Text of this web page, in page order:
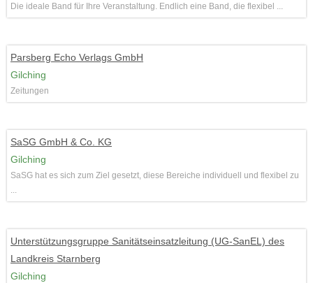
Die ideale Band für Ihre Veranstaltung. Endlich eine Band, die flexibel ...
Parsberg Echo Verlags GmbH
Gilching
Zeitungen
SaSG GmbH & Co. KG
Gilching
SaSG hat es sich zum Ziel gesetzt, diese Bereiche individuell und flexibel zu
...
Unterstützungsgruppe Sanitätseinsatzleitung (UG-SanEL) des
Landkreis Starnberg
Gilching